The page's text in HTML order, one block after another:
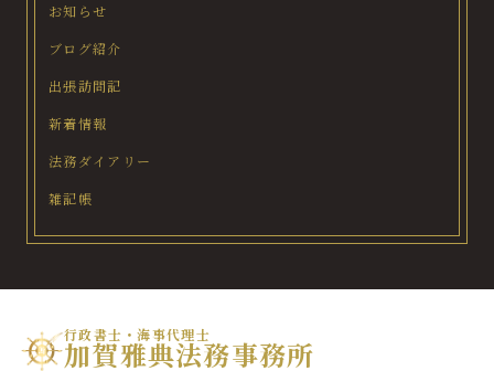
お知らせ
ブログ紹介
出張訪問記
新着情報
法務ダイアリー
雑記帳
行政書士・海事代理士
加賀雅典法務事務所